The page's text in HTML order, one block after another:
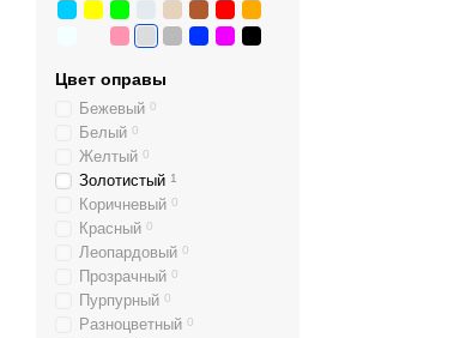
Цвет оправы
Бежевый 0
Белый 0
Желтый 0
Золотистый 1
Коричневый 0
Красный 0
Леопардовый 0
Прозрачный 0
Пурпурный 0
Разноцветный 0